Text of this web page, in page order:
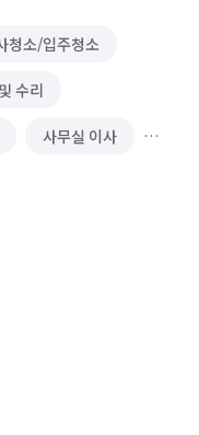
청소/입주청소
수리
사무실 이사